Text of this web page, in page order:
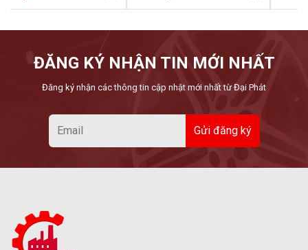
ĐĂNG KÝ NHẬN TIN MỚI NHẤT
Đăng ký nhận các thông tin cập nhật mới nhất từ Đại Phát